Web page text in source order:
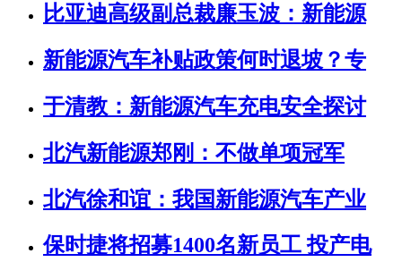
比亚迪高级副总裁廉玉波：新能源
新能源汽车补贴政策何时退坡？专
于清教：新能源汽车充电安全探讨
北汽新能源郑刚：不做单项冠军
北汽徐和谊：我国新能源汽车产业
保时捷将招募1400名新员工 投产电